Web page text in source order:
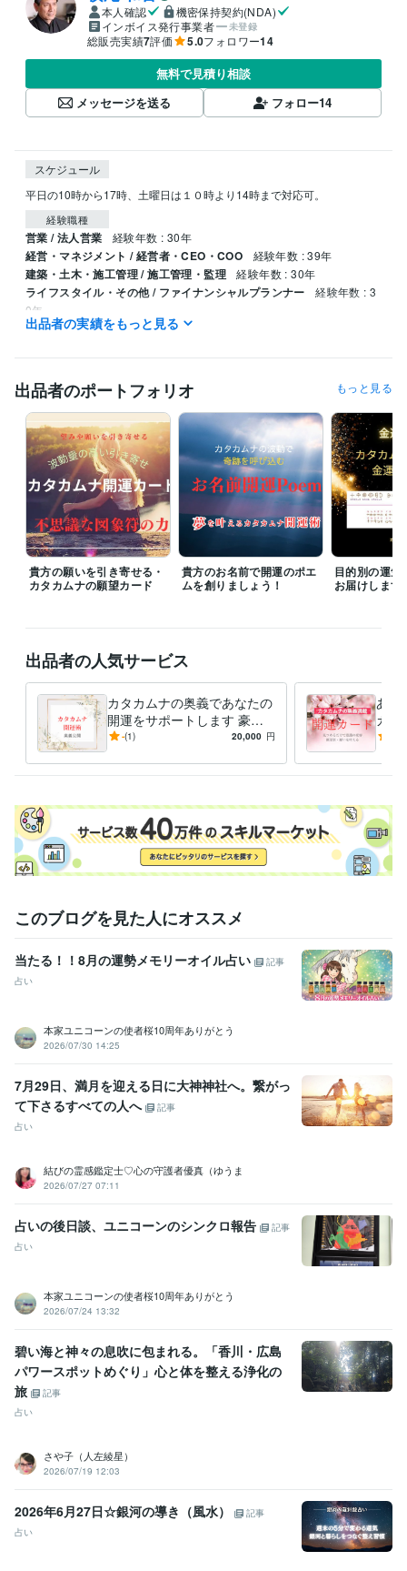
本人確認
機密保持契約(NDA)
インボイス発行事業者
未登録
総販売実績7評価 5.0フォロワー14
無料で見積り相談
メッセージを送る
フォロー14
スケジュール
平日の10時から17時、土曜日は１０時より14時まで対応可。
経験職種
営業 / 法人営業 経験年数 : 30年
経営・マネジメント / 経営者・CEO・COO 経験年数 : 39年
建築・土木・施工管理 / 施工管理・監理 経験年数 : 30年
ライフスタイル・その他 / ファイナンシャルプランナー
経験年数 : 3
0年
株式会社エレクトロンコミュニティ 1995年4月 ~ 現在
受賞歴
中小企業創造活動促進法（快適環境を促進する素材及び適合法） カ
タカムナ講座、イヤシロチ化講座
資格・検定
ファイナンシャルプランナー 取得年 : 1997年
防災士 取得年 : 2018年
相続士 取得年 : 2018年
得意分野
住まい・美容・生活相談 開運のコンサルタント、開運グッズの販売
住まい・美容・生活相談 環境のイヤシロチ化
語学力
英語 日常会話レベル
出品者の実績をもっと見る
出品者のポートフォリオ もっと見る
貴方の願いを引き寄せる・
カタカムナの願望カード
貴方のお名前で開運のポエ
ムを創りましょう！
目的別の運気
お届けします
出品者の人気サービス
カタカムナの奥義であなたの
開運をサポートします 豪華
なプレゼントと解説で、開運
-(1) 20,000 円
あな
カー
たを
さい
このブログを見た人にオススメ
当たる！！8月の運勢メモリーオイル占い
記事
占い
本家ユニコーンの使者桜10周年ありがとう
2026/07/30 14:25
7月29日、満月を迎える日に大神神社へ。繋がっ
て下さるすべての人へ
記事
占い
結びの霊感鑑定士♡心の守護者優真（ゆうま
2026/07/27 07:11
占いの後日談、ユニコーンのシンクロ報告
記事
占い
本家ユニコーンの使者桜10周年ありがとう
2026/07/24 13:32
碧い海と神々の息吹に包まれる。「香川・広島
パワースポットめぐり」心と体を整える浄化の
旅
記事
占い
さや子（人左綾星）
2026/07/19 12:03
2026年6月27日☆銀河の導き（風水）
記事
占い